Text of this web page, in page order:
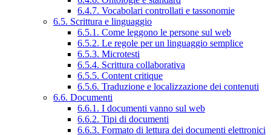
6.4.7. Vocabolari controllati e tassonomie
6.5. Scrittura e linguaggio
6.5.1. Come leggono le persone sul web
6.5.2. Le regole per un linguaggio semplice
6.5.3. Microtesti
6.5.4. Scrittura collaborativa
6.5.5. Content critique
6.5.6. Traduzione e localizzazione dei contenuti
6.6. Documenti
6.6.1. I documenti vanno sul web
6.6.2. Tipi di documenti
6.6.3. Formato di lettura dei documenti elettronici